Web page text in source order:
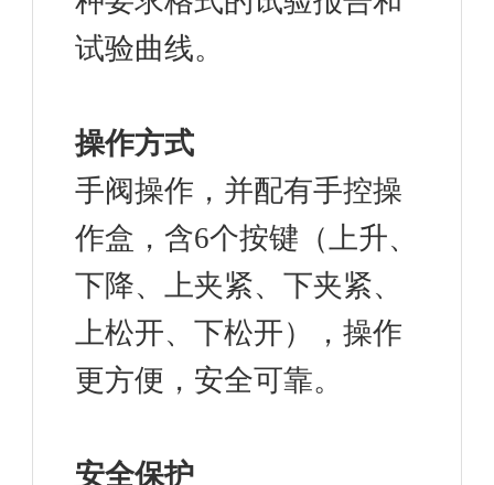
试验曲线。
操作方式
手阀操作，并配有手控操
作盒，含6个按键（上升、
下降、上夹紧、下夹紧、
上松开、下松开），操作
更方便，安全可靠。
安全保护